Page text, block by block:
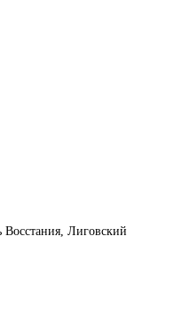
Восстания, Лиговский